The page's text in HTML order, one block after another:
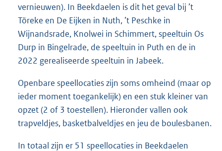
vernieuwen). In Beekdaelen is dit het geval bij ’t
Töreke en De Eijken in Nuth, ’t Peschke in
Wijnandsrade, Knolwei in Schimmert, speeltuin Os
Durp in Bingelrade, de speeltuin in Puth en de in
2022 gerealiseerde speeltuin in Jabeek.
Openbare speellocaties zijn soms omheind (maar op
ieder moment toegankelijk) en een stuk kleiner van
opzet (2 of 3 toestellen). Hieronder vallen ook
trapveldjes, basketbalveldjes en jeu de boulesbanen.
In totaal zijn er 51 speellocaties in Beekdaelen